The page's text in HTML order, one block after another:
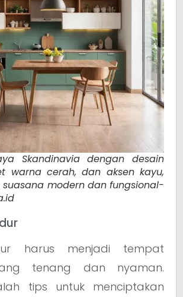
Skandinavia dengan desain
warna cerah, dan aksen kayu,
modern dan fungsional-
harus menjadi tempat
tenang dan nyaman.
tips untuk menciptakan